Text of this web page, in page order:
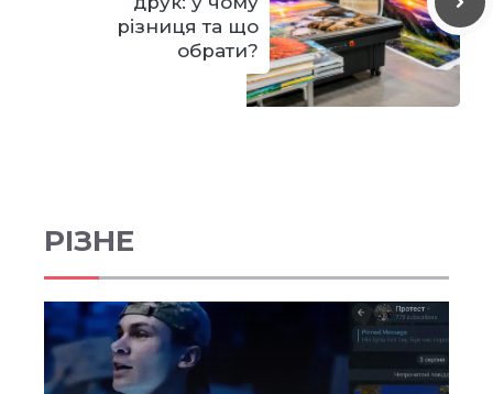
різниця та що
обрати?
РІЗНЕ